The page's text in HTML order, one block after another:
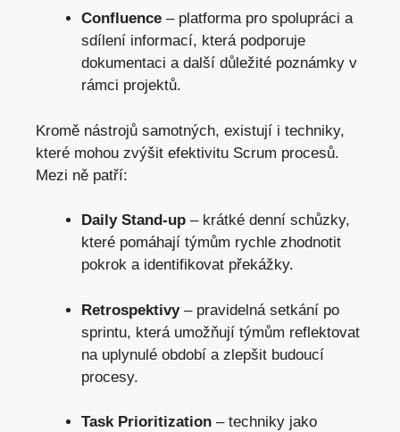
Confluence – platforma pro spolupráci a
sdílení informací, která podporuje
dokumentaci a další důležité poznámky v
rámci projektů.
Kromě nástrojů samotných, existují i techniky,
které mohou zvýšit efektivitu Scrum procesů.
Mezi ně patří:
Daily Stand-up – krátké denní schůzky,
které pomáhají týmům rychle zhodnotit
pokrok a identifikovat překážky.
Retrospektivy– pravidelná setkání po
sprintu, která umožňují týmům reflektovat
na uplynulé období a zlepšit budoucí
procesy.
Task Prioritization – techniky jako